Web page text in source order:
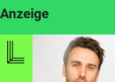
Anzeige